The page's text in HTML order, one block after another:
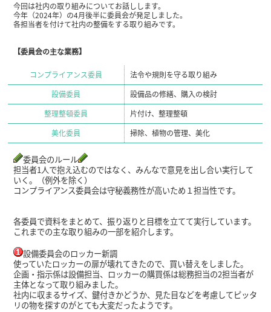
今回は社内の取り組みについてお話しします。
今年（2024年）の4月後半に委員会が発足しました。
各担当者を付けて社内の整備をする取り組みです。
【委員会の主な業務】
コンプライアンス委員
法令や規則を守る取り組み
設備委員
設備品の修繕、購入の検討
整理整頓委員
片付け、整理整頓
美化委員
掃除、植物の管理、美化
委員会のルール
担当者1人で抱え込むのではなく、みんなで意見を出し合い実行して
いく。
（例外を除く）
コンプライアンス委員会は守秘義務性が高いため１担当性です。
各委員で資料をまとめて、振り返りと目標を立てて実行しています。
これまでの主な取り組みの一部を紹介します。
設備委員会のロッカー新調
使っていたロッカーの扉が壊れてきたので、買い替えをしました。
企画・指示係は設備担当、ロッカーの購買係は総務担当の2担当者が
主体となって取り組みました。
社内に収まるサイズ、鍵付きかどうか、見た目などを考慮してピッタ
リの物を探すのがとても大変だったようです。